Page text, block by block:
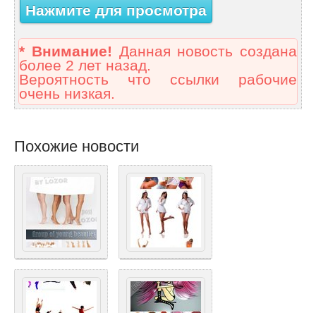
Нажмите для просмотра
* Внимание! Данная новость создана
более 2 лет назад.
Вероятность что ссылки рабочие
очень низкая.
Похожие новости